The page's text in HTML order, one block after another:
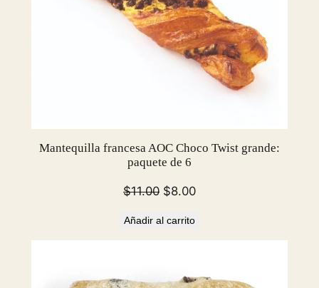
Mantequilla francesa AOC Choco Twist grande:
paquete de 6
$11.00 El
original
$8.00El
Añadir al carrito